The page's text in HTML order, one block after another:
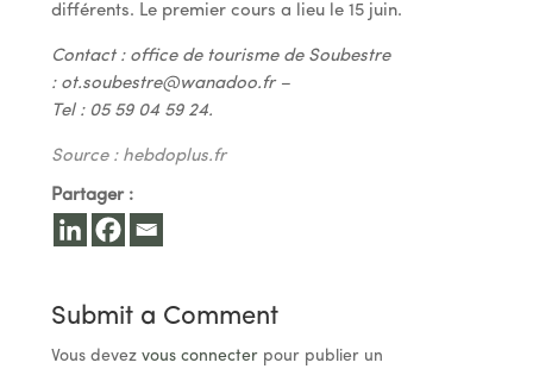
différents. Le premier cours a lieu le 15 juin.
Contact : office de tourisme de Soubestre
: ot.soubestre@wanadoo.fr–
Tel : 05 59 04 59 24.
Source : hebdoplus.fr
Partager :
Submit a Comment
Vous devez vous connecterpour publier un